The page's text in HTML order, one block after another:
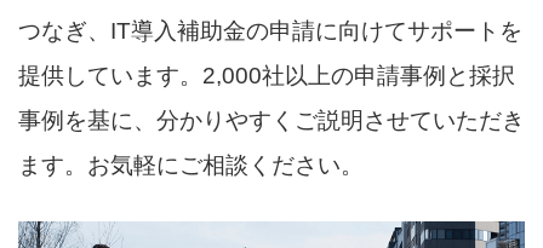
つなぎ、IT導入補助金の申請に向けてサポートを
提供しています。2,000社以上の申請事例と採択
事例を基に、分かりやすくご説明させていただき
ます。お気軽にご相談ください。